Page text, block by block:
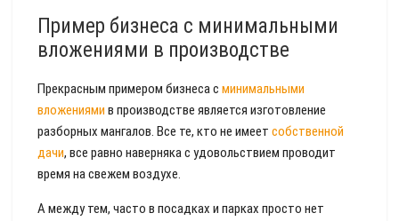
Пример бизнеса с минимальными
вложениями в производстве
Прекрасным примером бизнеса с минимальными
вложениями в производстве является изготовление
разборных мангалов. Все те, кто не имеет собственной
дачи, все равно наверняка с удовольствием проводит
время на свежем воздухе.
А между тем, часто в посадках и парках просто нет